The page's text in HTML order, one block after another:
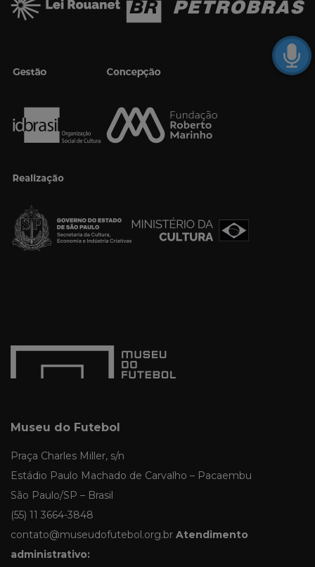
Museu do Futebol
Praça Charles Miller, s/n
Estádio Paulo Machado de Carvalho – Pacaembu
São Paulo/SP – Brasil
(55) 11 3664-3848
contato@museudofutebol.org.br Atendimento
administrativo: